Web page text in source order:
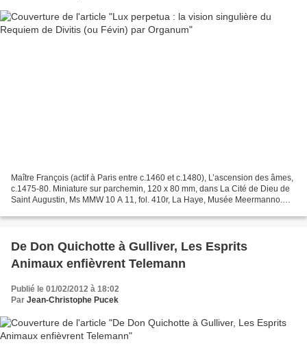
Maître François (actif à Paris entre c.1460 et c.1480), L’ascension des âmes,
c.1475-80. Miniature sur parchemin, 120 x 80 mm, dans La Cité de Dieu de
Saint Augustin, Ms MMW 10 A 11, fol. 410r, La Haye, Musée Meermanno.
De Don Quichotte à Gulliver, Les Esprits
Animaux enfièvrent Telemann
Publié le 01/02/2012 à 18:02
Par Jean-Christophe Pucek